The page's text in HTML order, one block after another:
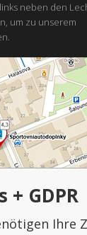
neben den
um zu unserem
+ GDPR
Ihre